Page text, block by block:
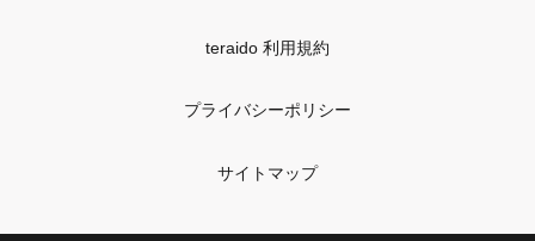
teraido 利用規約
プライバシーポリシー
サイトマップ